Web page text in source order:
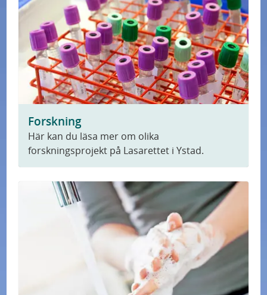
Forskning
Här kan du läsa mer om olika
forskningsprojekt på Lasarettet i Ystad.